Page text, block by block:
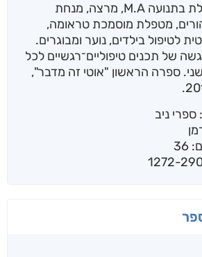
חן הרמן, היא מטפלת בתנועה M.A, מרצה, מנחת
מטפלת מוסמכת טראומה,
לטיפול בילדים, נוער ומבוגרים.
של תכנים טיפוליים־רגשיים לכל
ספרה הראשון "אוטי זה מדבר",
ניב